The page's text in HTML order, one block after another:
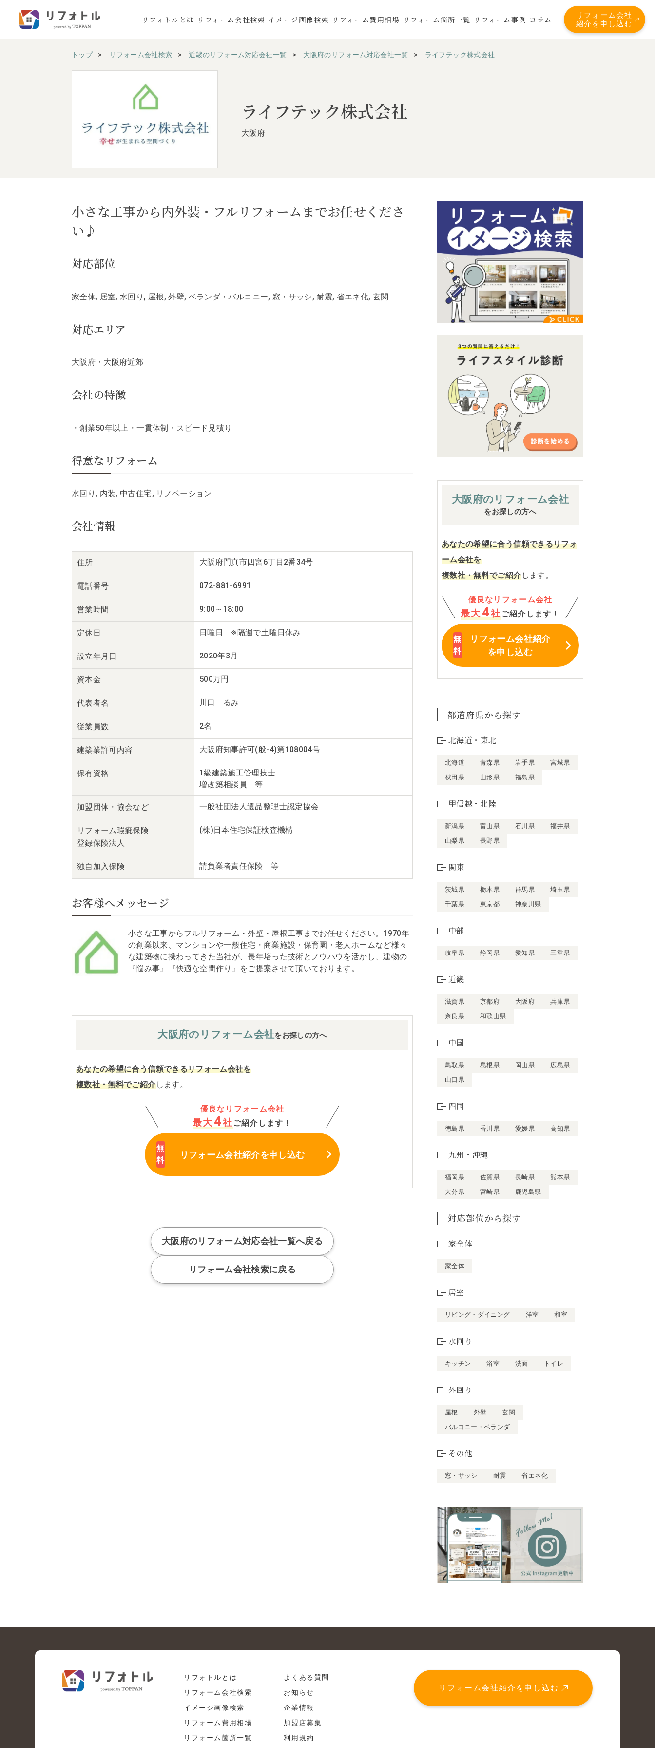
リフォトルとは リフォーム会社検索 イメージ画像検索 リフォーム費用相場 リフォーム箇所一覧 リフォーム事例 コラム
リフォーム会社
紹介を申し込む
トップ リフォーム会社検索 近畿のリフォーム対応会社一覧 大阪府のリフォーム対応会社一覧 ライフテック株式会社
ライフテック株式会社
大阪府
小さな工事から内外装・フルリフォームまでお任せくださ
い♪
対応部位
家全体, 居室, 水回り, 屋根, 外壁, ベランダ・バルコニー, 窓・サッシ, 耐震, 省エネ化, 玄関
対応エリア
大阪府・大阪府近郊
会社の特徴
・創業50年以上・一貫体制・スピード見積り
得意なリフォーム
水回り, 内装, 中古住宅, リノベーション
会社情報
住所 大阪府門真市四宮6丁目2番34号
電話番号 072-881-6991
営業時間 9:00～18:00
定休日 日曜日 ※隔週で土曜日休み
設立年月日 2020年3月
資本金 500万円
代表者名 川口 るみ
従業員数 2名
建築業許可内容 大阪府知事許可(般-4)第108004号
保有資格
1級建築施工管理技士
増改築相談員 等
加盟団体・ 協会など 一般社団法人遺品整理士認定協会
リフォーム瑕疵保険
登録保険法人
(株)日本住宅保証検査機構
独自 加入保険 請負業者責任保険 等
お客様へメッセージ
小さな工事からフルリフォーム・外壁・屋根工事までお任せください。1970年
の創業以来、マンションや一般住宅・商業施設・保育園・老人ホームなど様々
な建築物に携わってきた当社が、長年培った技術とノウハウを活かし、建物の
『悩み事』『快適な空間作り』をご提案させて頂いております。
大阪府の リフォーム会社をお探しの方へ
あなたの希望に合う信頼できるリフォーム会社を
複数社・無料でご紹介します。
優良なリフォーム会社
最大 4社 ご紹介します！
リフォーム会社紹介を申し込む
大阪府のリフォーム対応会社一覧へ戻る
リフォーム会社検索に戻る
大阪府の リフォーム会社
をお探しの方へ
あなたの希望に合う信頼できるリフォ
ーム会社を
複数社・無料でご紹介します。
優良なリフォーム会社
最大 4社 ご紹介します！
リフォーム会社紹介
を申し込む
都道府県から探す
北海道・東北
北海道 青森県 岩手県
宮城県
秋田県
山形県 福島県
甲信越・北陸
新潟県 富山県 石川県
福井県
山梨県
長野県
関東
茨城県 栃木県 群馬県
埼玉県
千葉県
東京都 神奈川県
中部
岐阜県 静岡県 愛知県 三重県
近畿
滋賀県 京都府 大阪府
兵庫県
奈良県
和歌山県
中国
鳥取県 島根県 岡山県
広島県
山口県
四国
徳島県 香川県 愛媛県 高知県
九州・沖縄
福岡県 佐賀県 長崎県
熊本県
大分県
宮崎県 鹿児島県
対応部位から探す
家全体
家全体
居室
リビング・ダイニング 洋室 和室
水回り
キッチン 浴室 洗面 トイレ
外回り
屋根 外壁
玄関
バルコニー・ベランダ
その他
窓・サッシ 耐震 省エネ化
リフォトルとは
リフォーム会社検索
イメージ画像検索
リフォーム費用相場
リフォーム箇所一覧
よくある質問
お知らせ
企業情報
加盟店募集
利用規約
リフォーム会社紹介を申し込む